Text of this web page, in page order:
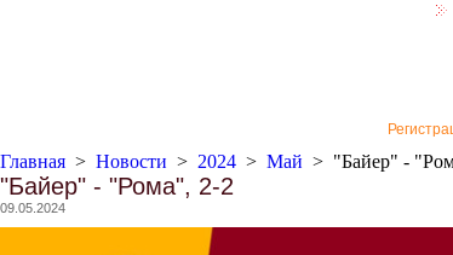
Главная > Новости > 2024 > Май > "Байер" -
"Байер" - "Рома", 2-2
09.05.2024